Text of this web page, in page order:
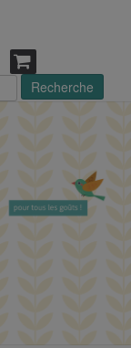
Recherche